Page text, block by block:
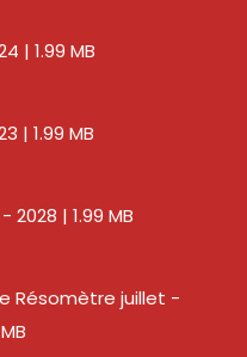
| 1.99 MB
| 1.99 MB
2028 | 1.99 MB
Résomètre juillet -